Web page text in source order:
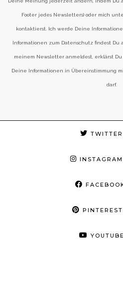
Footer jedes Newsletters) oder mich
kontaktierst. Ich werde Deine
Informationen zum Datenschutz findest Du
meinem Newsletter anmeldest, erklärst
Deine Informationen in Übereinstimmung
darf.
TWITTER
INSTAGRAM
PINTEREST
YOUTUBE